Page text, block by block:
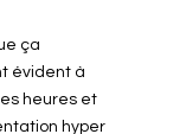
ça
évident à
heures et
hyper